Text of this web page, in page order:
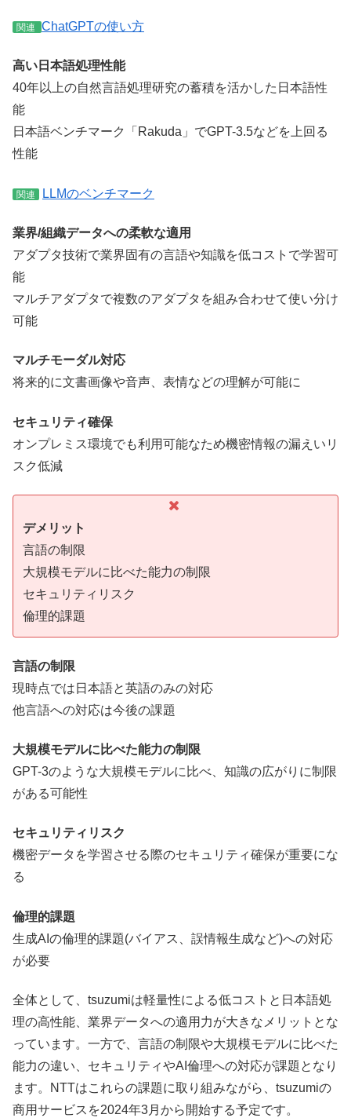
関連 ChatGPTの使い方
高い日本語処理性能
40年以上の自然言語処理研究の蓄積を活かした日本語性
能
日本語ベンチマーク「Rakuda」でGPT-3.5などを上回る
性能
関連 LLMのベンチマーク
業界/組織データへの柔軟な適用
アダプタ技術で業界固有の言語や知識を低コストで学習可
能
マルチアダプタで複数のアダプタを組み合わせて使い分け
可能
マルチモーダル対応
将来的に文書画像や音声、表情などの理解が可能に
セキュリティ確保
オンプレミス環境でも利用可能なため機密情報の漏えいリ
スク低減
デメリット
言語の制限
大規模モデルに比べた能力の制限
セキュリティリスク
倫理的課題
言語の制限
現時点では日本語と英語のみの対応
他言語への対応は今後の課題
大規模モデルに比べた能力の制限
GPT-3のような大規模モデルに比べ、知識の広がりに制限
がある可能性
セキュリティリスク
機密データを学習させる際のセキュリティ確保が重要にな
る
倫理的課題
生成AIの倫理的課題(バイアス、誤情報生成など)への対応
が必要
全体として、tsuzumiは軽量性による低コストと日本語処
理の高性能、業界データへの適用力が大きなメリットとな
っています。一方で、言語の制限や大規模モデルに比べた
能力の違い、セキュリティやAI倫理への対応が課題となり
ます。NTTはこれらの課題に取り組みながら、tsuzumiの
商用サービスを2024年3月から開始する予定です。